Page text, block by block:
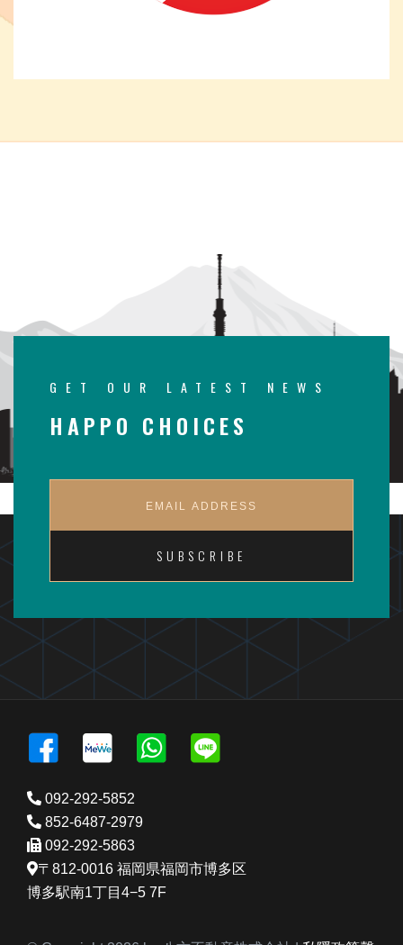
GET OUR LATEST NEWS
HAPPO CHOICES
092-292-5852
852-6487-2979
092-292-5863
〒812-0016 福岡県福岡市博多区
博多駅南1丁目4−5 7F